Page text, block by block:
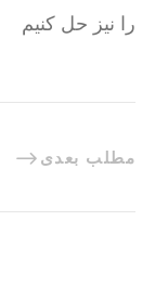
را نیز حل کنیم
مطلب بعدی